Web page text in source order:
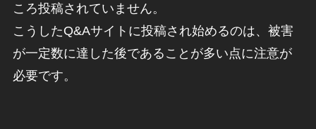
ころ投稿されていません。
こうしたQ&Aサイトに投稿され始めるのは、被害
が一定数に達した後であることが多い点に注意が
必要です。